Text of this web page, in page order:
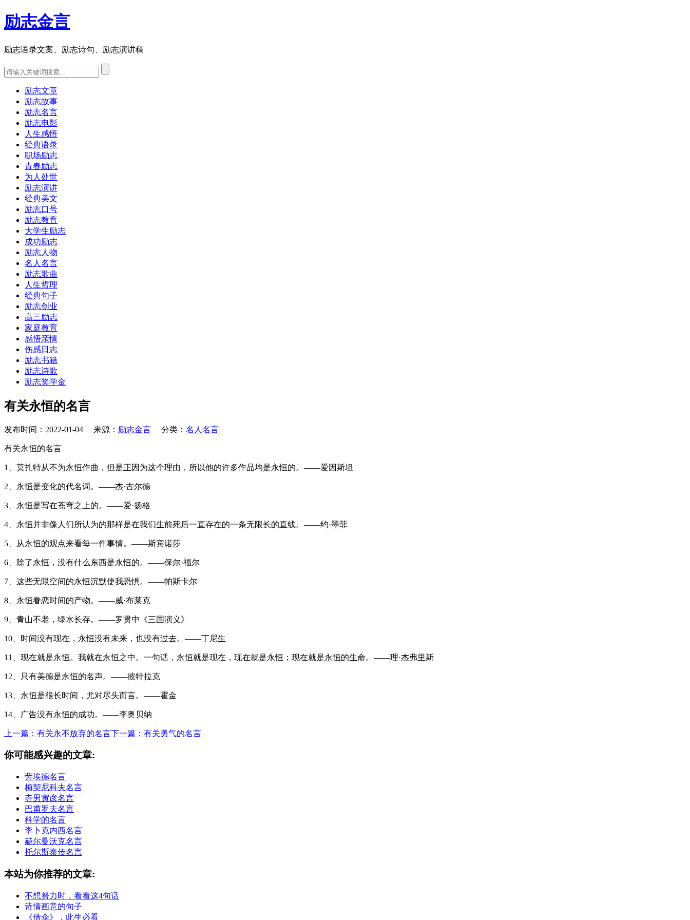
励志金言
励志语录文案、励志诗句、励志演讲稿
励志文章
励志故事
励志名言
励志电影
人生感悟
经典语录
职场励志
青春励志
为人处世
励志演讲
经典美文
励志口号
励志教育
大学生励志
成功励志
励志人物
名人名言
励志歌曲
人生哲理
经典句子
励志创业
高三励志
家庭教育
感悟亲情
伤感日志
励志书籍
励志诗歌
励志奖学金
有关永恒的名言
发布时间：2022-01-04 来源： 励志金言 分类： 名人名言
有关永恒的名言
1、莫扎特从不为永恒作曲，但是正因为这个理由，所以他的许多作品均是永恒的。——爱因斯坦
2、永恒是变化的代名词。——杰·古尔德
3、永恒是写在苍穹之上的。——爱·扬格
4、永恒并非像人们所认为的那样是在我们生前死后一直存在的一条无限长的直线。——约·墨菲
5、从永恒的观点来看每一件事情。——斯宾诺莎
6、除了永恒，没有什么东西是永恒的。——保尔·福尔
7、这些无限空间的永恒沉默使我恐惧。——帕斯卡尔
8、永恒眷恋时间的产物。——威·布莱克
9、青山不老，绿水长存。——罗贯中《三国演义》
10、时间没有现在，永恒没有未来，也没有过去。——丁尼生
11、现在就是永恒。我就在永恒之中。一句话，永恒就是现在，现在就是永恒；现在就是永恒的生命。——理·杰弗里斯
12、只有美德是永恒的名声。——彼特拉克
13、永恒是很长时间，尤对尽头而言。——霍金
14、广告没有永恒的成功。——李奥贝纳
上一篇：有关永不放弃的名言下一篇：有关勇气的名言
你可能感兴趣的文章:
劳埃德名言
梅契尼科夫名言
寺男寅彦名言
巴甫罗夫名言
科学的名言
李卜克内西名言
赫尔曼沃克名言
托尔斯泰传名言
本站为你推荐的文章:
不想努力时，看看这4句话
诗情画意的句子
《借伞》，此生必看